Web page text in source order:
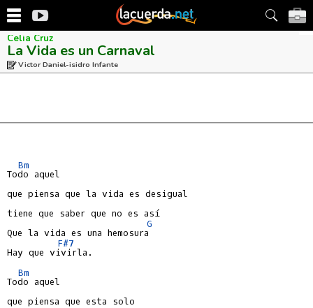
Celia Cruz
La Vida es un Carnaval
Victor Daniel-isidro Infante
Bm
Todo aquel
que piensa que la vida es desigual
tiene que saber que no es así
G
Que la vida es una hemosura
F#7
Hay que vivirla.
Bm
Todo aquel
que piensa que esta solo